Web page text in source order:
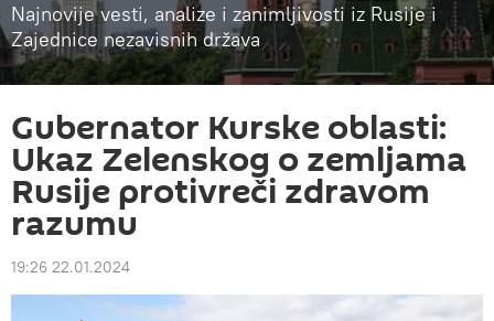
Najnovije vesti, analize i zanimljivosti iz Rusije i
Zajednice nezavisnih država
Gubernator Kurske oblasti:
Ukaz Zelenskog o zemljama
Rusije protivreči zdravom
razumu
19:26 22.01.2024